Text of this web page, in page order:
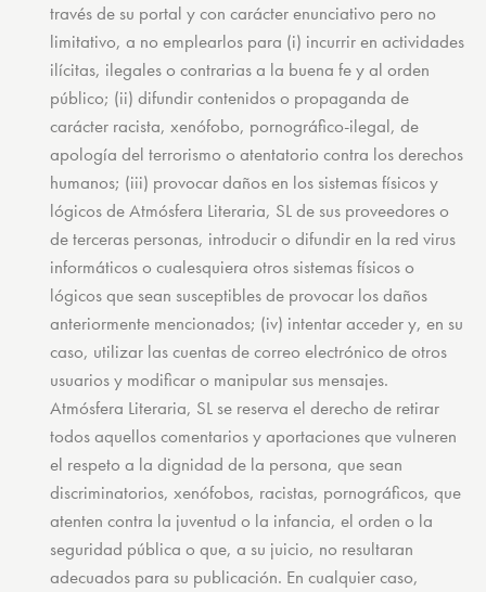
través de su portal y con carácter enunciativo pero no
limitativo, a no emplearlos para (i) incurrir en actividades
ilícitas, ilegales o contrarias a la buena fe y al orden
público; (ii) difundir contenidos o propaganda de
carácter racista, xenófobo, pornográfico-ilegal, de
apología del terrorismo o atentatorio contra los derechos
humanos; (iii) provocar daños en los sistemas físicos y
lógicos de Atmósfera Literaria, SL de sus proveedores o
de terceras personas, introducir o difundir en la red virus
informáticos o cualesquiera otros sistemas físicos o
lógicos que sean susceptibles de provocar los daños
anteriormente mencionados; (iv) intentar acceder y, en su
caso, utilizar las cuentas de correo electrónico de otros
usuarios y modificar o manipular sus mensajes.
Atmósfera Literaria, SL se reserva el derecho de retirar
todos aquellos comentarios y aportaciones que vulneren
el respeto a la dignidad de la persona, que sean
discriminatorios, xenófobos, racistas, pornográficos, que
atenten contra la juventud o la infancia, el orden o la
seguridad pública o que, a su juicio, no resultaran
adecuados para su publicación. En cualquier caso,